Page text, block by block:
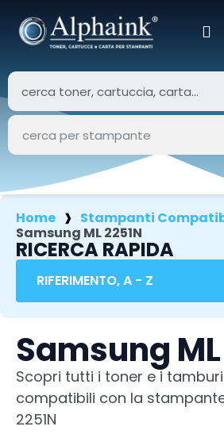
Home
Stampanti
Samsung ML 2251N
RICERCA RAPIDA
Samsung ML
Scopri tutti i toner e i
compatibili con la
2251N